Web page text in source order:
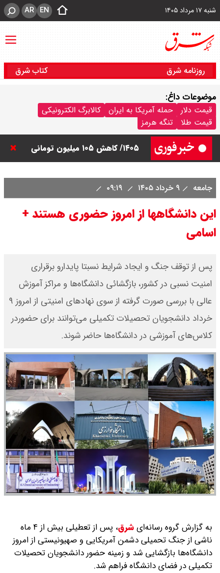
شنبه ۱۷ مرداد ۱۴۰۵ EN
AR
روزنامه شرق کتاب شرق
موضوعات داغ:
قیمت دلار حمله آمریکا به ایران
کالابرگ الکترونیکی
قیمت طلا
تنگه هرمز
۱۴۰۵/ کاهش ۱۰۵ میلیون تومانی
جامعه
۹ خرداد ۱۴۰۵
این دانشگاهها از امروز حضوری هستند +
اسامی
پس از توقف جنگ و ایجاد شرایط نسبتا پایدارو برقراری
امنیت نسبی در کشور، بازگشائی دانشگاه‌ها و مراکز آموزش
عالی با بررسی صورت گرفته از سوی نهاد‌های امنیتی از امروز ۹
خرداد دانشجویان تحصیلات تکمیلی می‌توانند برای حضوردر
کلاس‌های آموزشی در دانشگاه‌ها حاضر شوند.
به گزارش گروه رسانه‌ایشرق،
پس از تعطیلی بیش از ۴ ماه
ناشی از جنگ تحمیلی دشمن آمریکایی و صهیونیستی از امروز
دانشگاه‌ها بازگشایی شد و زمینه حضور دانشجویان تحصیلات
تکمیلی در فضای دانشگاه فراهم شد.